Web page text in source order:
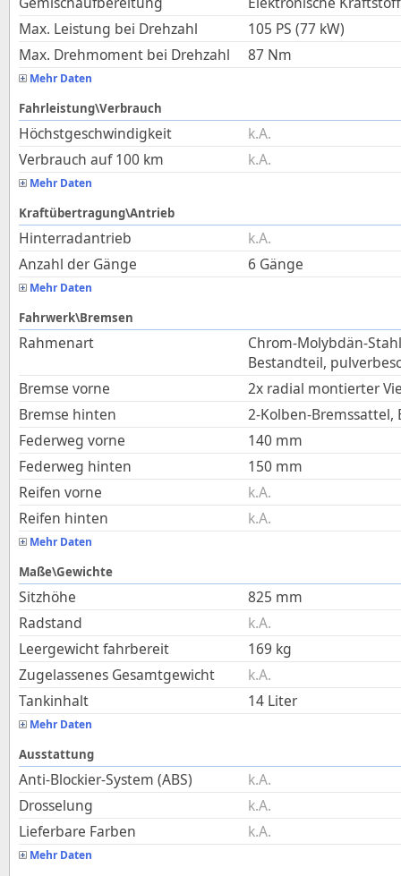
Max. Leistung bei Drehzahl
105 PS (77 kW)
Max. Drehmoment bei Drehzahl
87 Nm
Mehr Daten
Fahrleistung\Verbrauch
Höchstgeschwindigkeit
k.A.
Verbrauch auf 100 km
k.A.
Mehr Daten
Kraftübertragung\Antrieb
Hinterradantrieb
k.A.
Anzahl der Gänge
6 Gänge
Mehr Daten
Fahrwerk\Bremsen
Rahmenart
Chrom-Molybdän-
Bestandteil,
Bremse vorne
2x radial montierter
Bremse hinten
2-Kolben-Bremssattel,
Federweg vorne
140 mm
Federweg hinten
150 mm
Reifen vorne
k.A.
Reifen hinten
k.A.
Mehr Daten
Maße\Gewichte
Sitzhöhe 825 mm
Radstand
k.A.
Leergewicht fahrbereit
169 kg
Zugelassenes Gesamtgewicht
k.A.
Tankinhalt
14 Liter
Mehr Daten
Ausstattung
Anti-Blockier-System (ABS)
k.A.
Drosselung
k.A.
Lieferbare Farben
k.A.
Mehr Daten